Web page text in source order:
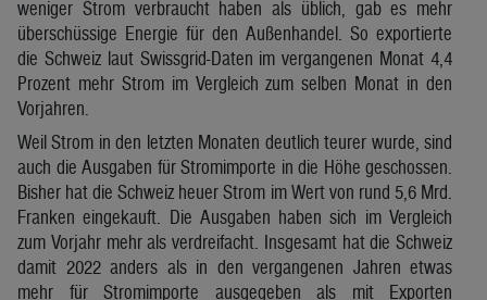
weniger Strom verbraucht haben als üblich, gab es mehr
überschüssige Energie für den Außenhandel. So exportierte
die Schweiz laut Swissgrid-Daten im vergangenen Monat 4,4
Prozent mehr Strom im Vergleich zum selben Monat in den
Vorjahren.
Weil Strom in den letzten Monaten deutlich teurer wurde, sind
auch die Ausgaben für Stromimporte in die Höhe geschossen.
Bisher hat die Schweiz heuer Strom im Wert von rund 5,6 Mrd.
Franken eingekauft. Die Ausgaben haben sich im Vergleich
zum Vorjahr mehr als verdreifacht. Insgesamt hat die Schweiz
damit 2022 anders als in den vergangenen Jahren etwas
mehr für Stromimporte ausgegeben als mit Exporten